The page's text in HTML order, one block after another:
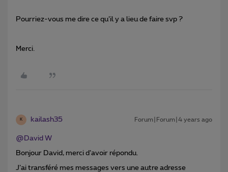
Pourriez-vous me dire ce qu’il y a lieu de faire svp ?
Merci.
K kailash35 Forum|Forum|4 years ago
@David W
Bonjour David, merci d’avoir répondu.
J’ai transféré mes messages vers une autre adresse